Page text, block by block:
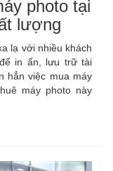
photo tại
lượng
lạ với nhiều khách
in ấn, lưu trữ tài
hẳn việc mua máy
máy photo này